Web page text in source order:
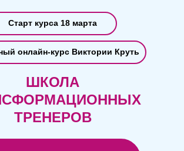
ШКОЛА
ТРЕНЕРОВ
Старт курса 18 марта
онлайн-курс Виктории Круть